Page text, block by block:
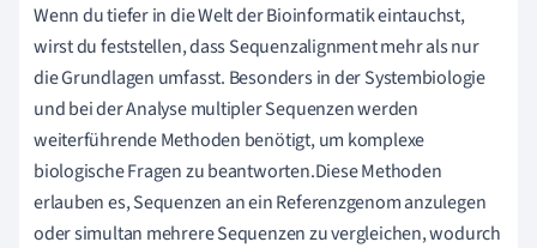
Wenn du tiefer in die Welt der Bioinformatik eintauchst,
wirst du feststellen, dass Sequenzalignment mehr als nur
die Grundlagen umfasst. Besonders in der Systembiologie
und bei der Analyse multipler Sequenzen werden
weiterführende Methoden benötigt, um komplexe
biologische Fragen zu beantworten.Diese Methoden
erlauben es, Sequenzen an ein Referenzgenom anzulegen
oder simultan mehrere Sequenzen zu vergleichen, wodurch